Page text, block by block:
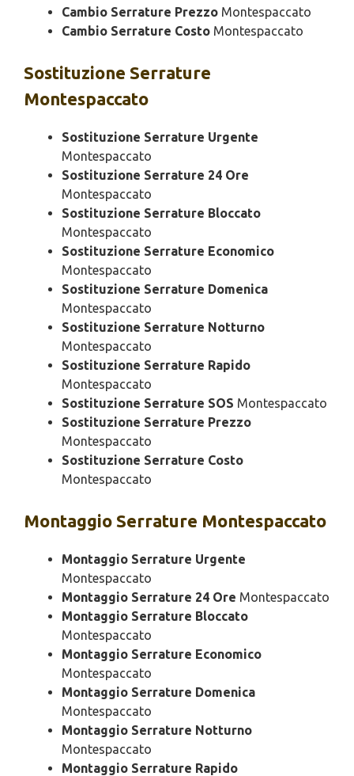
Cambio Serrature Prezzo Montespaccato
Cambio Serrature Costo Montespaccato
Sostituzione Serrature
Montespaccato
Sostituzione Serrature Urgente
Montespaccato
Sostituzione Serrature 24 Ore
Montespaccato
Sostituzione Serrature Bloccato
Montespaccato
Sostituzione Serrature Economico
Montespaccato
Sostituzione Serrature Domenica
Montespaccato
Sostituzione Serrature Notturno
Montespaccato
Sostituzione Serrature Rapido
Montespaccato
Sostituzione Serrature SOS Montespaccato
Sostituzione Serrature Prezzo
Montespaccato
Sostituzione Serrature Costo
Montespaccato
Montaggio Serrature Montespaccato
Montaggio Serrature Urgente
Montespaccato
Montaggio Serrature 24 Ore Montespaccato
Montaggio Serrature Bloccato
Montespaccato
Montaggio Serrature Economico
Montespaccato
Montaggio Serrature Domenica
Montespaccato
Montaggio Serrature Notturno
Montespaccato
Montaggio Serrature Rapido